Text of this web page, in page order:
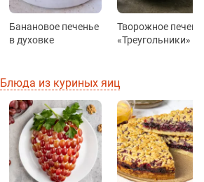
Банановое печенье
в духовке
Творожное
«Треугольники»
Блюда из куриных яиц